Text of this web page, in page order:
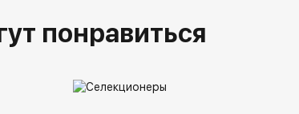
понравиться